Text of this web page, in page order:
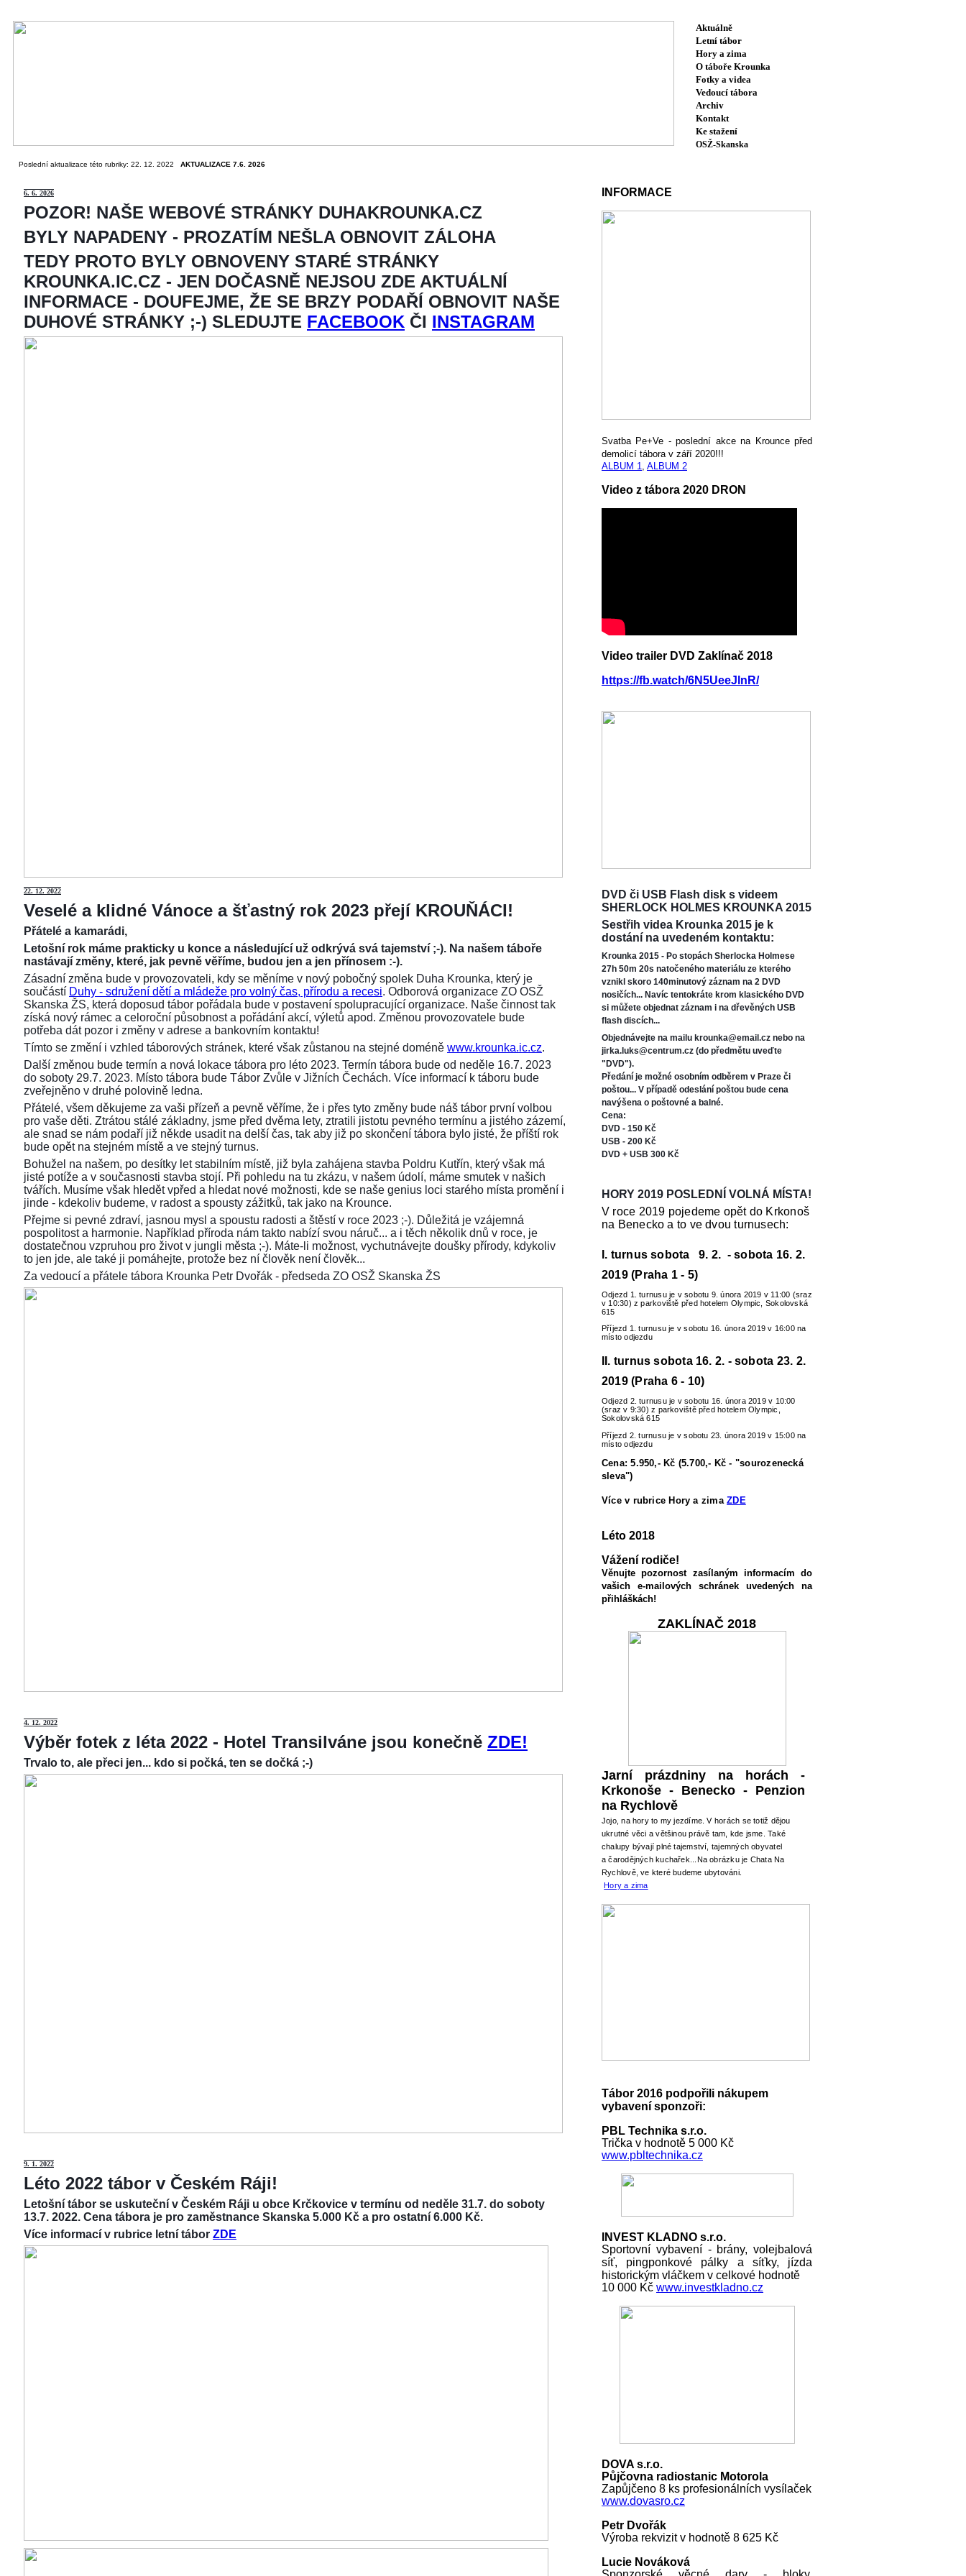
Aktuálně
Letní tábor
Hory a zima
O táboře Krounka
Fotky a videa
Vedoucí tábora
Archiv
Kontakt
Ke stažení
OSŽ-Skanska
Poslední aktualizace této rubriky: 22. 12. 2022 AKTUALIZACE 7.6. 2026
6. 6. 2026
POZOR! NAŠE WEBOVÉ STRÁNKY DUHAKROUNKA.CZ
BYLY NAPADENY - PROZATÍM NEŠLA OBNOVIT ZÁLOHA
TEDY PROTO BYLY OBNOVENY STARÉ STRÁNKY
KROUNKA.IC.CZ - JEN DOČASNĚ NEJSOU ZDE AKTUÁLNÍ
INFORMACE - DOUFEJME, ŽE SE BRZY PODAŘÍ OBNOVIT NAŠE
DUHOVÉ STRÁNKY ;-) SLEDUJTE FACEBOOK ČI INSTAGRAM
22. 12. 2022
Veselé a klidné Vánoce a šťastný rok 2023 přejí KROUŇÁCI!
Přátelé a kamarádi,
Letošní rok máme prakticky u konce a následující už odkrývá svá tajemství ;-). Na našem táboře
nastávají změny, které, jak pevně věříme, budou jen a jen přínosem :-).
Zásadní změna bude v provozovateli, kdy se měníme v nový pobočný spolek Duha Krounka, který je
součástí Duhy - sdružení dětí a mládeže pro volný čas, přírodu a recesi. Odborová organizace ZO OSŽ
Skanska ŽS, která doposud tábor pořádala bude v postavení spolupracující organizace. Naše činnost tak
získá nový rámec a celoroční působnost a pořádání akcí, výletů apod. Změnou provozovatele bude
potřeba dát pozor i změny v adrese a bankovním kontaktu!
Tímto se změní i vzhled táborových stránek, které však zůstanou na stejné doméně www.krounka.ic.cz.
Další změnou bude termín a nová lokace tábora pro léto 2023. Termín tábora bude od neděle 16.7. 2023
do soboty 29.7. 2023. Místo tábora bude Tábor Zvůle v Jižních Čechách. Více informací k táboru bude
zveřejněno v druhé polovině ledna.
Přátelé, všem děkujeme za vaši přízeň a pevně věříme, že i přes tyto změny bude náš tábor první volbou
pro vaše děti. Ztrátou stálé základny, jsme před dvěma lety, ztratili jistotu pevného termínu a jistého zázemí,
ale snad se nám podaří již někde usadit na delší čas, tak aby již po skončení tábora bylo jisté, že příští rok
bude opět na stejném místě a ve stejný turnus.
Bohužel na našem, po desítky let stabilním místě, již byla zahájena stavba Poldru Kutřín, který však má
jisté potíže a v současnosti stavba stojí. Při pohledu na tu zkázu, v našem údolí, máme smutek v našich
tvářích. Musíme však hledět vpřed a hledat nové možnosti, kde se naše genius loci starého místa promění i
jinde - kdekoliv budeme, v radost a spousty zážitků, tak jako na Krounce.
Přejme si pevné zdraví, jasnou mysl a spoustu radosti a štěstí v roce 2023 ;-). Důležitá je vzájemná
pospolitost a harmonie. Například příroda nám takto nabízí svou náruč... a i těch několik dnů v roce, je
dostatečnou vzpruhou pro život v jungli města ;-). Máte-li možnost, vychutnávejte doušky přírody, kdykoliv
to jen jde, ale také ji pomáhejte, protože bez ní člověk není člověk...
Za vedoucí a přátele tábora Krounka Petr Dvořák - předseda ZO OSŽ Skanska ŽS
4. 12. 2022
Výběr fotek z léta 2022 - Hotel Transilváne jsou konečně ZDE!
Trvalo to, ale přeci jen... kdo si počká, ten se dočká ;-)
9. 1. 2022
Léto 2022 tábor v Českém Ráji!
Letošní tábor se uskuteční v Českém Ráji u obce Krčkovice v termínu od neděle 31.7. do soboty
13.7. 2022. Cena tábora je pro zaměstnance Skanska 5.000 Kč a pro ostatní 6.000 Kč.
Více informací v rubrice letní tábor ZDE
INFORMACE
Svatba Pe+Ve - poslední akce na Krounce před
demolicí tábora v září 2020!!!
ALBUM 1, ALBUM 2
Video z tábora 2020 DRON
Video trailer DVD Zaklínač 2018
https://fb.watch/6N5UeeJlnR/
DVD či USB Flash disk s videem
SHERLOCK HOLMES KROUNKA 2015
Sestřih videa Krounka 2015 je k
dostání na uvedeném kontaktu:
Krounka 2015 - Po stopách Sherlocka Holmese
27h 50m 20s natočeného materiálu ze kterého
vznikl skoro 140minutový záznam na 2 DVD
nosičích... Navíc tentokráte krom klasického DVD
si můžete objednat záznam i na dřevěných USB
flash discích...
Objednávejte na mailu krounka@email.cz nebo na
jirka.luks@centrum.cz (do předmětu uveďte
"DVD").
Předání je možné osobním odběrem v Praze či
poštou... V případě odeslání poštou bude cena
navýšena o poštovné a balné.
Cena:
DVD - 150 Kč
USB - 200 Kč
DVD + USB 300 Kč
HORY 2019 POSLEDNÍ VOLNÁ MÍSTA!
V roce 2019 pojedeme opět do Krkonoš
na Benecko a to ve dvou turnusech:
I. turnus sobota 9. 2. - sobota 16. 2.
2019 (Praha 1 - 5)
Odjezd 1. turnusu je v sobotu 9. února 2019 v 11:00 (sraz
v 10:30) z parkoviště před hotelem Olympic, Sokolovská
615
Příjezd 1. turnusu je v sobotu 16. února 2019 v 16:00 na
místo odjezdu
II. turnus sobota 16. 2. - sobota 23. 2.
2019 (Praha 6 - 10)
Odjezd 2. turnusu je v sobotu 16. února 2019 v 10:00
(sraz v 9:30) z parkoviště před hotelem Olympic,
Sokolovská 615
Příjezd 2. turnusu je v sobotu 23. února 2019 v 15:00 na
místo odjezdu
Cena: 5.950,- Kč (5.700,- Kč - "sourozenecká
sleva")
Více v rubrice Hory a zimaZDE
Léto 2018
Vážení rodiče!
Věnujte pozornost zasílaným informacím do
vašich e-mailových schránek uvedených na
přihláškách!
ZAKLÍNAČ 2018
Jarní prázdniny na horách -
Krkonoše - Benecko - Penzion
na Rychlově
Jojo, na hory to my jezdíme. V horách se totiž dějou
ukrutné věci a většinou právě tam, kde jsme. Také
chalupy bývají plné tajemství, tajemných obyvatel
a čarodějných kuchařek...Na obrázku je Chata Na
Rychlově, ve které budeme ubytováni.
Hory a zima
Tábor 2016 podpořili nákupem
vybavení sponzoři:
PBL Technika s.r.o.
Trička v hodnotě 5 000 Kč
www.pbltechnika.cz
INVEST KLADNO s.r.o.
Sportovní vybavení - brány, volejbalová
síť, pingponkové pálky a síťky, jízda
historickým vláčkem v celkové hodnotě
10 000 Kč www.investkladno.cz
DOVA s.r.o.
Půjčovna radiostanic Motorola
Zapůjčeno 8 ks profesionálních vysílaček
www.dovasro.cz
Petr Dvořák
Výroba rekvizit v hodnotě 8 625 Kč
Lucie Nováková